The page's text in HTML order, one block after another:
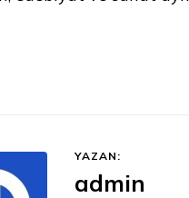
YAZAN:
admin